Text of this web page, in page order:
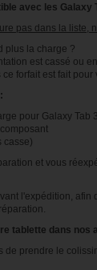
avec les Galaxy
pas dans la liste,
plus la charge ?
est cassé ou
forfait est fait pour
pour Galaxy Tab
casse)
et vous
l'expédition, afin
tablette dans nos
de prendre le